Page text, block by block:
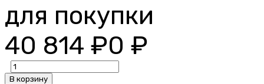
для покупки
40 814 ₽0 ₽
В корзину